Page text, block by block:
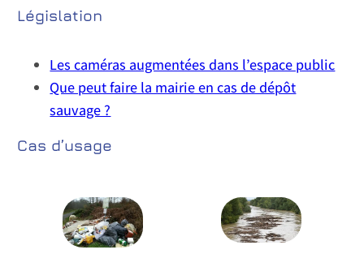
Législation
Les caméras augmentées dans l’espace public
Que peut faire la mairie en cas de dépôt
sauvage ?
Cas d’usage